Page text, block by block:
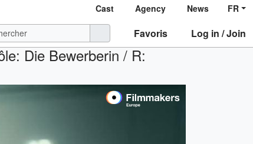
Cast Agency News FR
Favoris Log in / Join
Die Bewerberin / R: